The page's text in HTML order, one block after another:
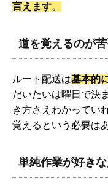
言えます。
道を覚えるのが
ルート配送は基本的
だいたいは曜日で決
き方さえわかってい
覚えるという必要は
単純作業が好きな